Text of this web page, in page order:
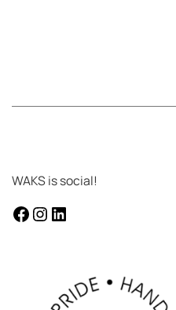
WAKS is social!
facebook
instagram
Linkedin